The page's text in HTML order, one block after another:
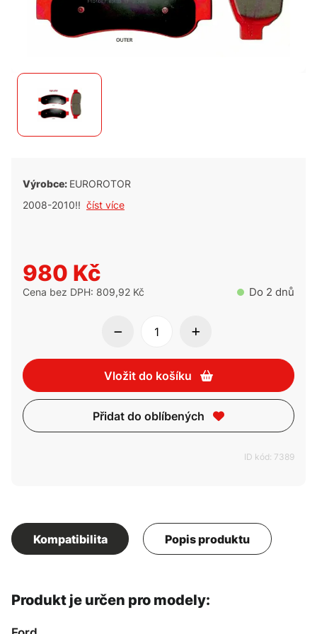
Výrobce: EUROROTOR
2008-2010!! číst více
980 Kč
Cena bez DPH: 809,92 Kč Do 2 dnů
Vložit do košíku
Přidat do oblíbených
ID kód: 7389
Kompatibilita Popis produktu
Produkt je určen pro modely: